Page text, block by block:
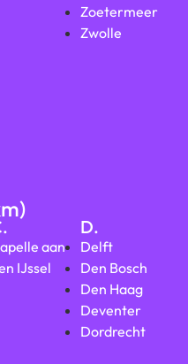
Zoetermeer
Zwolle
aan
IJssel
D.
Delft
Den Bosch
Den Haag
Deventer
Dordrecht